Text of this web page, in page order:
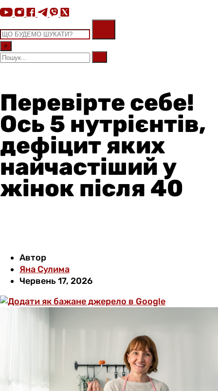
×
Перевірте себе!
Ось 5 нутрієнтів,
дефіцит яких
найчастіший у
жінок після 40
Автор
Яна Сулима
Червень 17, 2026